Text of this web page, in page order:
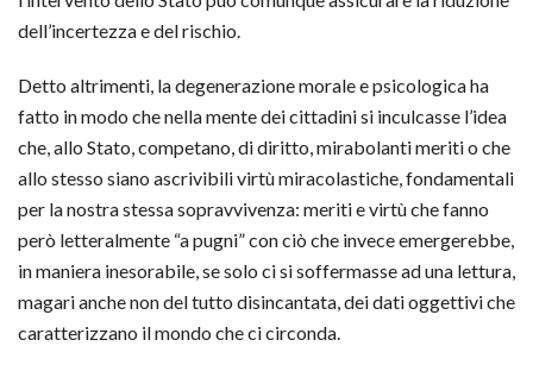
dell’incertezza e del rischio.
Detto altrimenti, la degenerazione morale e psicologica ha
fatto in modo che nella mente dei cittadini si inculcasse l’idea
che, allo Stato, competano, di diritto, mirabolanti meriti o che
allo stesso siano ascrivibili virtù miracolastiche, fondamentali
per la nostra stessa sopravvivenza: meriti e virtù che fanno
però letteralmente “a pugni” con ciò che invece emergerebbe,
in maniera inesorabile, se solo ci si soffermasse ad una lettura,
magari anche non del tutto disincantata, dei dati oggettivi che
caratterizzano il mondo che ci circonda.